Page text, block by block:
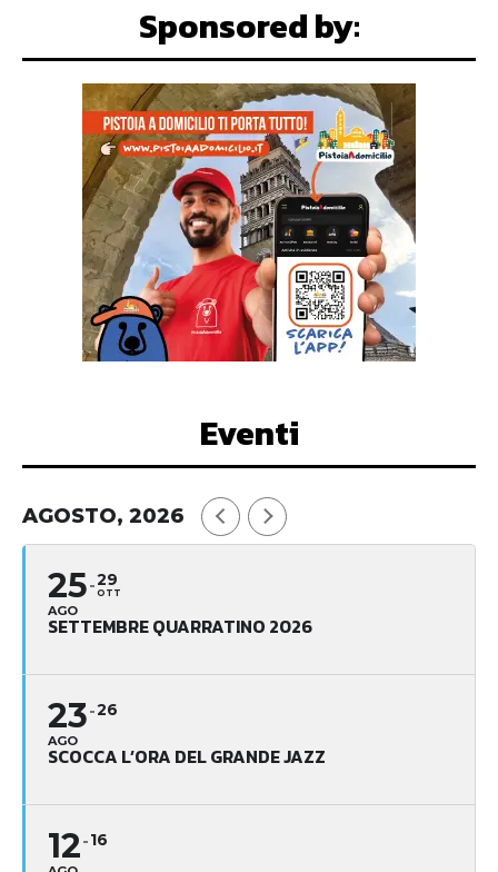
Sponsored by:
Eventi
AGOSTO, 2026
25
AGO
29
OTT
SETTEMBRE QUARRATINO 2026
23
AGO
26
SCOCCA L’ORA DEL GRANDE JAZZ
12 16